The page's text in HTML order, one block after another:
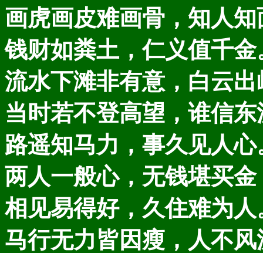
画虎画皮难画骨，知人
钱财如粪土，仁义值千金
流水下滩非有意，白云
当时若不登高望，谁信
路遥知马力，事久见人心
两人一般心，无钱堪买
相见易得好，久住难为人
马行无力皆因瘦，人不